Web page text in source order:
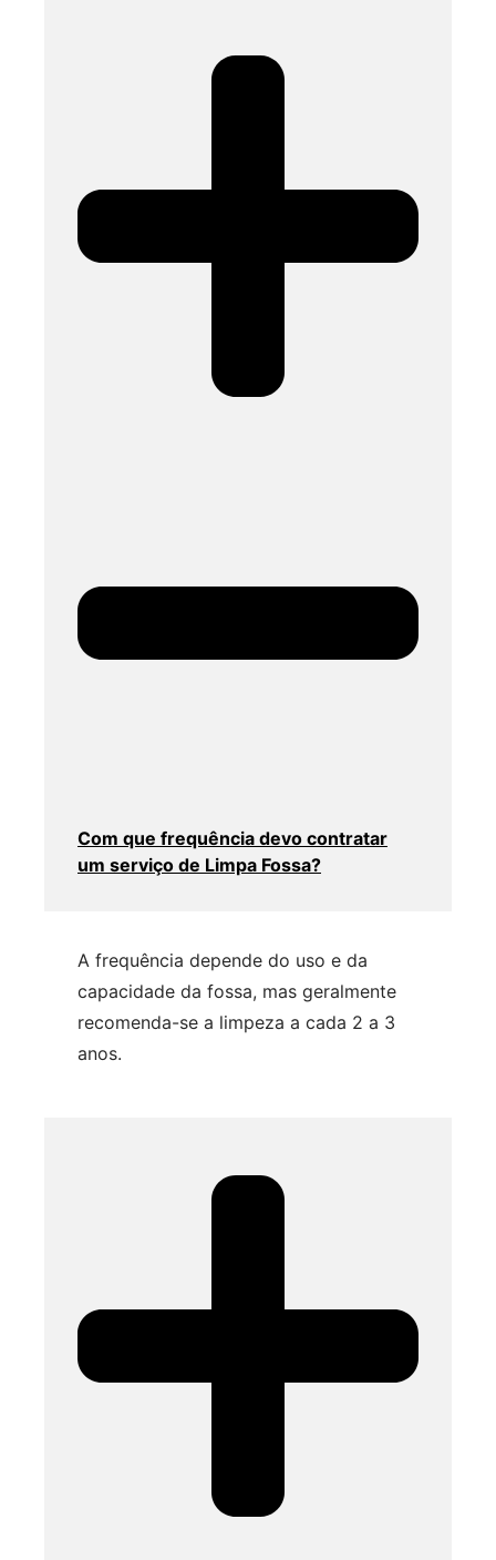
Com que frequência devo contratar
um serviço de Limpa Fossa?
A frequência depende do uso e da
capacidade da fossa, mas geralmente
recomenda-se a limpeza a cada 2 a 3
anos.